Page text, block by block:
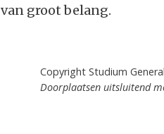
van groot belang.
Copyright Studium
Doorplaatsen uitsluitend